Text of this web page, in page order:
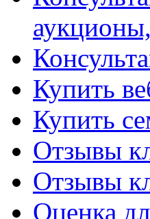
Купить
Купить
Отзывы
Отзывы
Оценка